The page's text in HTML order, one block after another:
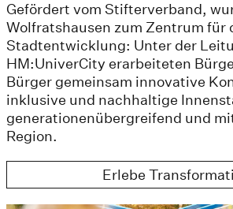
Gefördert vom Stifterverband,
Wolfratshausen zum Zentrum für
Stadtentwicklung: Unter der
HM:UniverCity erarbeiteten
Bürger gemeinsam innovative
inklusive und nachhaltige
generationenübergreifend und
Region.
Erlebe